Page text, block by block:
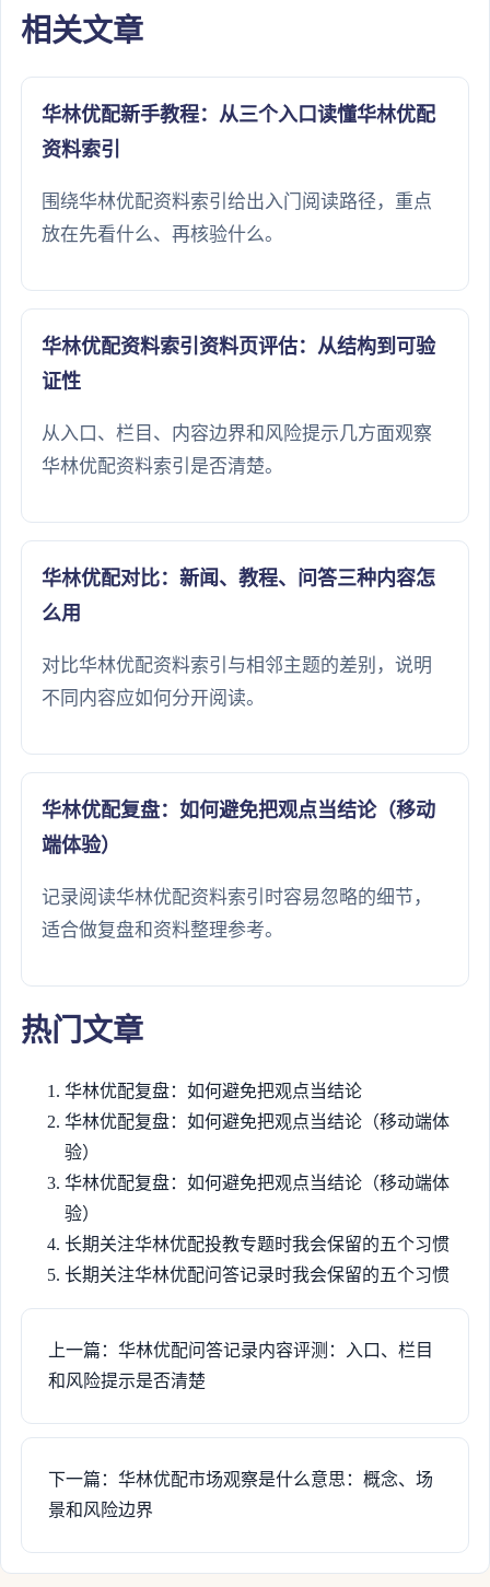
相关文章
华林优配新手教程：从三个入口读懂华林优配
资料索引
围绕华林优配资料索引给出入门阅读路径，重点
放在先看什么、再核验什么。
华林优配资料索引资料页评估：从结构到可验
证性
从入口、栏目、内容边界和风险提示几方面观察
华林优配资料索引是否清楚。
华林优配对比：新闻、教程、问答三种内容怎
么用
对比华林优配资料索引与相邻主题的差别，说明
不同内容应如何分开阅读。
华林优配复盘：如何避免把观点当结论（移动
端体验）
记录阅读华林优配资料索引时容易忽略的细节，
适合做复盘和资料整理参考。
热门文章
华林优配复盘：如何避免把观点当结论
华林优配复盘：如何避免把观点当结论（移动端体
验）
华林优配复盘：如何避免把观点当结论（移动端体
验）
长期关注华林优配投教专题时我会保留的五个习惯
长期关注华林优配问答记录时我会保留的五个习惯
上一篇：华林优配问答记录内容评测：入口、栏目
和风险提示是否清楚
下一篇：华林优配市场观察是什么意思：概念、场
景和风险边界